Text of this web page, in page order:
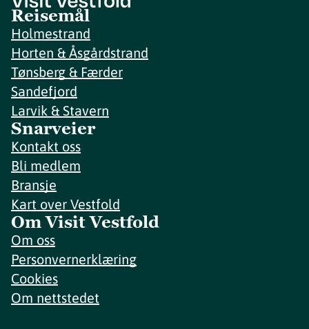
Reisemål
Holmestrand
Horten & Åsgårdstrand
Tønsberg & Færder
Sandefjord
Larvik & Stavern
Snarveier
Kontakt oss
Bli medlem
Bransje
Kart over Vestfold
Om Visit Vestfold
Om oss
Personvernerklæring
Cookies
Om nettstedet